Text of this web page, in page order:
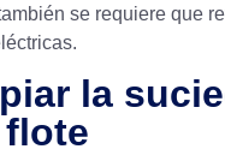
se requiere que
la
flote